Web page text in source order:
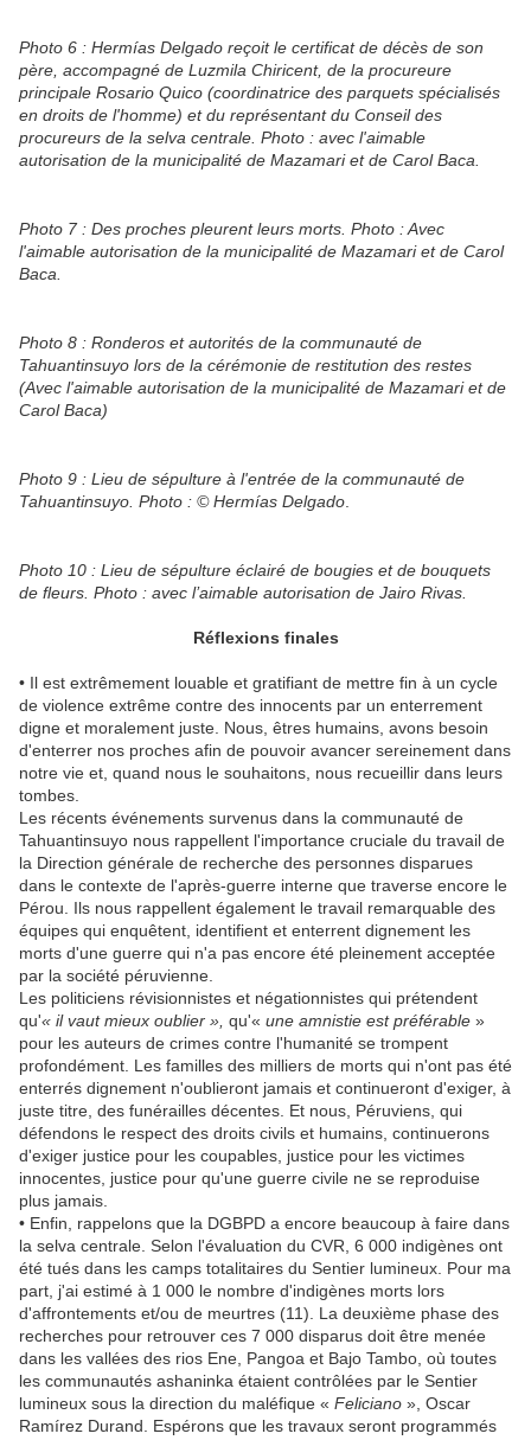
Photo 6 : Hermías Delgado reçoit le certificat de décès de son
père, accompagné de Luzmila Chiricent, de la procureure
principale Rosario Quico (coordinatrice des parquets spécialisés
en droits de l'homme) et du représentant du Conseil des
procureurs de la selva centrale. Photo : avec l'aimable
autorisation de la municipalité de Mazamari et de Carol Baca.
Photo 7 : Des proches pleurent leurs morts. Photo : Avec
l'aimable autorisation de la municipalité de Mazamari et de Carol
Baca.
Photo 8 : Ronderos et autorités de la communauté de
Tahuantinsuyo lors de la cérémonie de restitution des restes
(Avec l'aimable autorisation de la municipalité de Mazamari et de
Carol Baca)
Photo 9 : Lieu de sépulture à l'entrée de la communauté de
Tahuantinsuyo. Photo : © Hermías Delgado
Photo 10 : Lieu de sépulture éclairé de bougies et de bouquets
de fleurs. Photo : avec l’aimable autorisation de Jairo Rivas.
Réflexions finales
• Il est extrêmement louable et gratifiant de mettre fin à un cycle
de violence extrême contre des innocents par un enterrement
digne et moralement juste. Nous, êtres humains, avons besoin
d'enterrer nos proches afin de pouvoir avancer sereinement dans
notre vie et, quand nous le souhaitons, nous recueillir dans leurs
tombes.
Les récents événements survenus dans la communauté de
Tahuantinsuyo nous rappellent l'importance cruciale du travail de
la Direction générale de recherche des personnes disparues
dans le contexte de l'après-guerre interne que traverse encore le
Pérou. Ils nous rappellent également le travail remarquable des
équipes qui enquêtent, identifient et enterrent dignement les
morts d'une guerre qui n'a pas encore été pleinement acceptée
par la société péruvienne.
Les politiciens révisionnistes et négationnistes qui prétendent
qu'« il vaut mieux oublier », qu'« une amnistie est préférable »
pour les auteurs de crimes contre l'humanité se trompent
profondément. Les familles des milliers de morts qui n'ont pas été
enterrés dignement n'oublieront jamais et continueront d'exiger, à
juste titre, des funérailles décentes. Et nous, Péruviens, qui
défendons le respect des droits civils et humains, continuerons
d'exiger justice pour les coupables, justice pour les victimes
innocentes, justice pour qu'une guerre civile ne se reproduise
plus jamais.
• Enfin, rappelons que la DGBPD a encore beaucoup à faire dans
la selva centrale. Selon l'évaluation du CVR, 6 000 indigènes ont
été tués dans les camps totalitaires du Sentier lumineux. Pour ma
part, j'ai estimé à 1 000 le nombre d'indigènes morts lors
d'affrontements et/ou de meurtres (11). La deuxième phase des
recherches pour retrouver ces 7 000 disparus doit être menée
dans les vallées des rios Ene, Pangoa et Bajo Tambo, où toutes
les communautés ashaninka étaient contrôlées par le Sentier
lumineux sous la direction du maléfique « Feliciano », Oscar
Ramírez Durand. Espérons que les travaux seront programmés